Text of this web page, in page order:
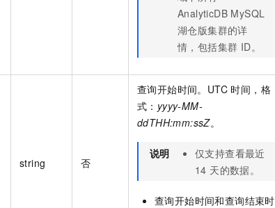
AnalyticDB MySQL
湖仓版集群的详
情，包括集群 ID。
string 否
查询开始时间。UTC 时间，格
式： yyyy-MM-
ddTHH:mm:ssZ。
说明
仅支持查看最近
14 天的数据。
查询开始时间和查询结束时